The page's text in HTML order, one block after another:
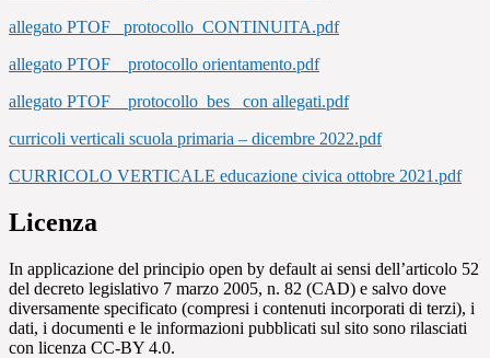
allegato PTOF _protocollo_CONTINUITA.pdf
allegato PTOF__protocollo orientamento.pdf
allegato PTOF__protocollo_bes_ con allegati.pdf
curricoli verticali scuola primaria – dicembre 2022.pdf
CURRICOLO VERTICALE educazione civica ottobre 2021.pdf
Licenza
In applicazione del principio open by default ai sensi dell’articolo 52
del decreto legislativo 7 marzo 2005, n. 82 (CAD) e salvo dove
diversamente specificato (compresi i contenuti incorporati di terzi), i
dati, i documenti e le informazioni pubblicati sul sito sono rilasciati
con licenza CC-BY 4.0.